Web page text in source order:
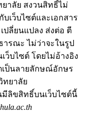
าลัย สงวนสิทธิ์ไม่
เว็บไซต์และเอกสาร
ปลี่ยนแปลง ส่งต่อ ตี
ารณะ ไม่ว่าจะในรูป
ว็บไซต์ โดยไม่อ้างอิง
ป็นลายลักษณ์อักษร
ทยาลัย
ลิขสิทธิ์บนเว็บไซต์นี้